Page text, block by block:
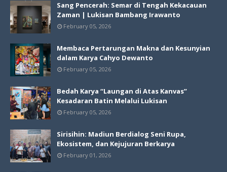
Sang Pencerah: Semar di Tengah Kekacauan
Zaman | Lukisan Bambang Irawanto
February 05, 2026
Membaca Pertarungan Makna dan Kesunyian
dalam Karya Cahyo Dewanto
February 05, 2026
Bedah Karya “Laungan di Atas Kanvas”
Kesadaran Batin Melalui Lukisan
February 05, 2026
Sirisihin: Madiun Berdialog Seni Rupa,
Ekosistem, dan Kejujuran Berkarya
February 01, 2026